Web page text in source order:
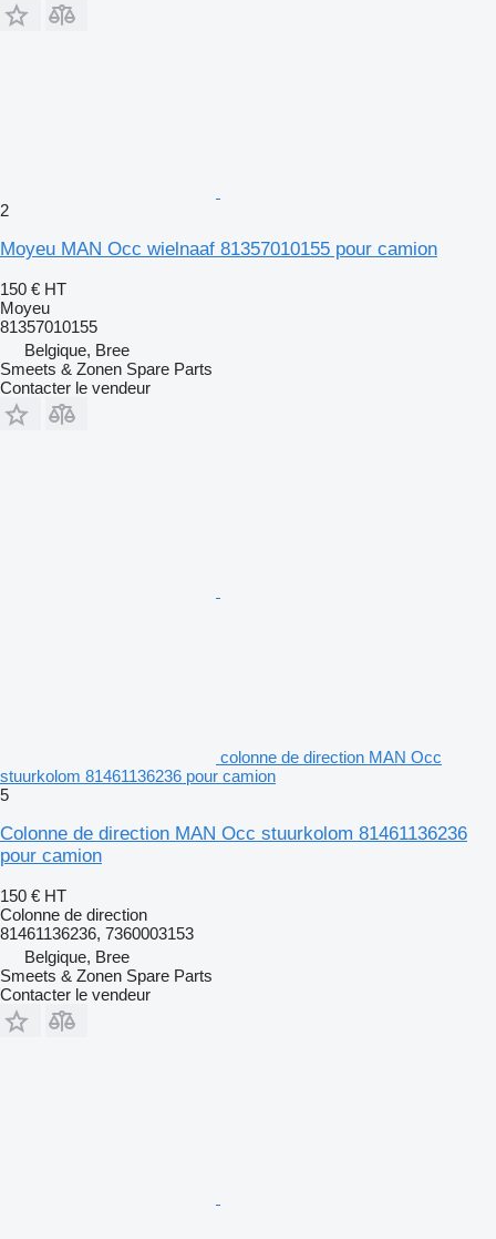
2
Moyeu MAN Occ wielnaaf 81357010155 pour camion
150 € HT
Moyeu
81357010155
Belgique, Bree
Smeets & Zonen Spare Parts
Contacter le vendeur
colonne de direction MAN Occ
stuurkolom 81461136236 pour camion
5
Colonne de direction MAN Occ stuurkolom 81461136236
pour camion
150 € HT
Colonne de direction
81461136236, 7360003153
Belgique, Bree
Smeets & Zonen Spare Parts
Contacter le vendeur